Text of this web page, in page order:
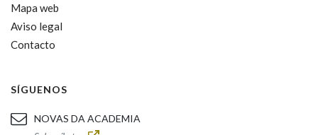
Mapa web
Aviso legal
Contacto
SÍGUENOS
NOVAS DA ACADEMIA